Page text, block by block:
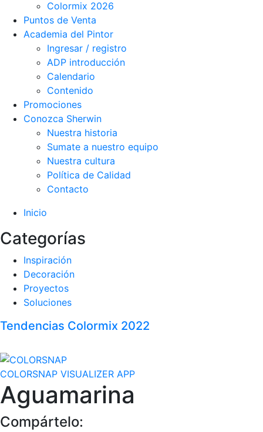
Colormix 2026
Puntos de Venta
Academia del Pintor
Ingresar / registro
ADP introducción
Calendario
Contenido
Promociones
Conozca Sherwin
Nuestra historia
Sumate a nuestro equipo
Nuestra cultura
Política de Calidad
Contacto
Inicio
Categorías
Inspiración
Decoración
Proyectos
Soluciones
Tendencias Colormix 2022
COLORSNAP VISUALIZER APP
Aguamarina
Compártelo: